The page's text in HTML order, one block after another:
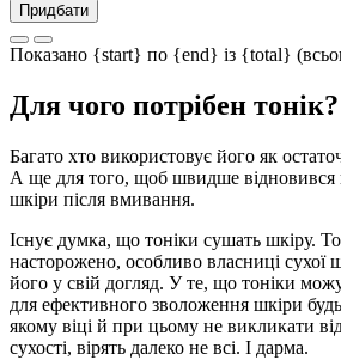
Придбати
Показано {start} по {end} із {total}
Для чого потрібен тонік?
Багато хто використовує його як
А ще для того, щоб швидше відновився
шкіри після вмивання.
Існує думка, що тоніки сушать шкіру.
насторожено, особливо власниці сухої
його у свій догляд. У те, що тоніки
для ефективного зволоження шкіри
якому віці й при цьому не викликати
сухості, вірять далеко не всі. І дарма.